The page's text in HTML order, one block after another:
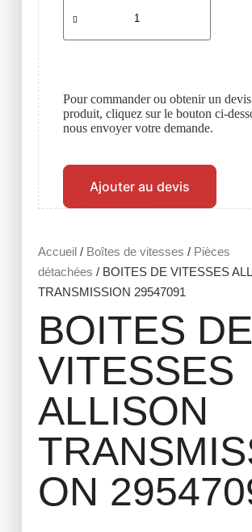
Accueil/ Boîtes de vitesses / Pièces
détachées / BOITES DE VITESSES
TRANSMISSION 29547091
BOITES DE
VITESSES
ALLISON
ON
Pour commander ou obtenir un
produit, cliquez sur le bouton ci-
nous envoyer votre demande.
Ajouter au devis